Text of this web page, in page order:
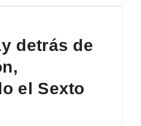
detrás de
el Sexto